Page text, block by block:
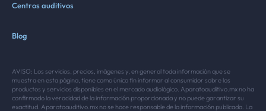
Centros auditivos
Blog
AVISO: Los servicios, precios, imágenes y, en general toda información que se
muestra en esta página, tiene como único fin informar al consumidor sobre los
productos y servicios disponibles en el mercado audiológico. Aparatoauditivo.mx no ha
confirmado la veracidad de la información proporcionada y no puede garantizar su
exactitud. Aparatoauditivo.mx no se hace responsable de la información publicada. La